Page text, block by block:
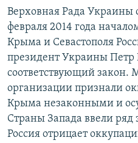
Верховная Рада Украины
февраля 2014 года
Крыма и Севастополя
президент Украины
соответствующий закон.
организации признали
Крыма незаконными и
Страны Запада ввели
Россия отрицает